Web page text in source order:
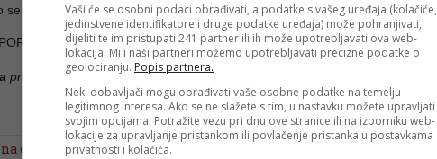
se da će mama uskoro otkriti i ime djevojčice.
BLIN MAGAZIN/mr)
pratite putem društvenih mrežaTwitter
ganić #edis arifagić
Vaši će se osobni podaci obrađivati, a podatke s vašeg uređaja (kolačiće,
jedinstvene identifikatore i druge podatke uređaja) može pohranjivati,
dijeliti te im pristupati 241 partner ili ih može upotrebljavati ova web-
lokacija. Mi i naši partneri možemo upotrebljavati precizne podatke o
geolociranju. Popis partnera.
Neki dobavljači mogu obrađivati vaše osobne podatke na temelju
legitimnog interesa. Ako se ne slažete s tim, u nastavku možete upravljati
svojim opcijama. Potražite vezu pri dnu ove stranice ili na izborniku web-
lokacije za upravljanje pristankom ili povlačenje pristanka u postavkama
privatnosti i kolačića.